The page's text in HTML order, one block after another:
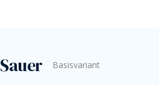
Sauer Basisvariant